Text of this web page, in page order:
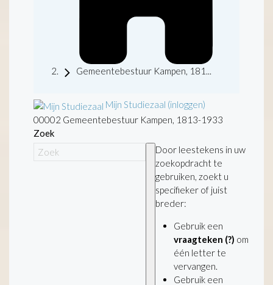
Gemeentebestuur Kampen, 181...
Mijn Studiezaal (inloggen)
00002 Gemeentebestuur Kampen, 1813-1933
Zoek
Door leestekens in uw
zoekopdracht te
gebruiken, zoekt u
specifieker of juist
breder:
Gebruik een
vraagteken (?) om
één letter te
vervangen.
Gebruik een